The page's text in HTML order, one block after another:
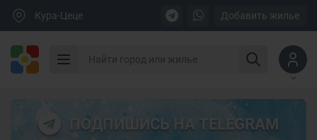
Кура-Цеце Добавить жилье
ПОДПИШИСЬ НА TELEGRAM